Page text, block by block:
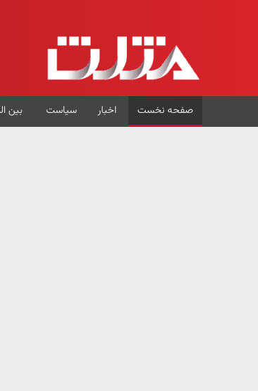
صفحه نخست اخبار سیاست بین